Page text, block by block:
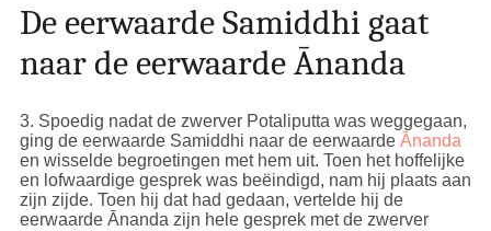
De eerwaarde Samiddhi gaat
naar de eerwaarde Ānanda
3. Spoedig nadat de zwerver Potaliputta was weggegaan,
ging de eerwaarde Samiddhi naar de eerwaarde Ānanda
en wisselde begroetingen met hem uit. Toen het hoffelijke
en lofwaardige gesprek was beëindigd, nam hij plaats aan
zijn zijde. Toen hij dat had gedaan, vertelde hij de
eerwaarde Ānanda zijn hele gesprek met de zwerver